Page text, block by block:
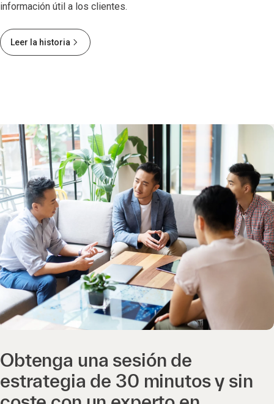
información útil a los clientes.
Leer la historia
Obtenga una sesión de
estrategia de 30 minutos y sin